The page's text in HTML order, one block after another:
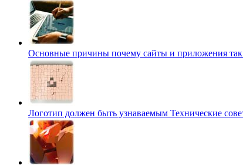
Основные причины почему сайты и приложения
Логотип должен быть узнаваемым Технические